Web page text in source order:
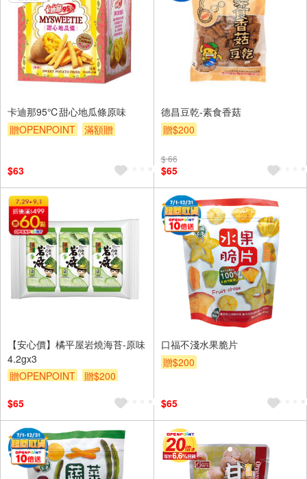
卡迪那95℃甜心地瓜條原味
贈OPENPOINT
滿額贈
$63
德昌豆乾-素食香菇
贈$200
$ 66
$65
【安心價】橘平屋岩燒海苔-原味
4.2gx3
贈OPENPOINT
贈$200
$65
口福不淺水果脆片
贈$200
$65